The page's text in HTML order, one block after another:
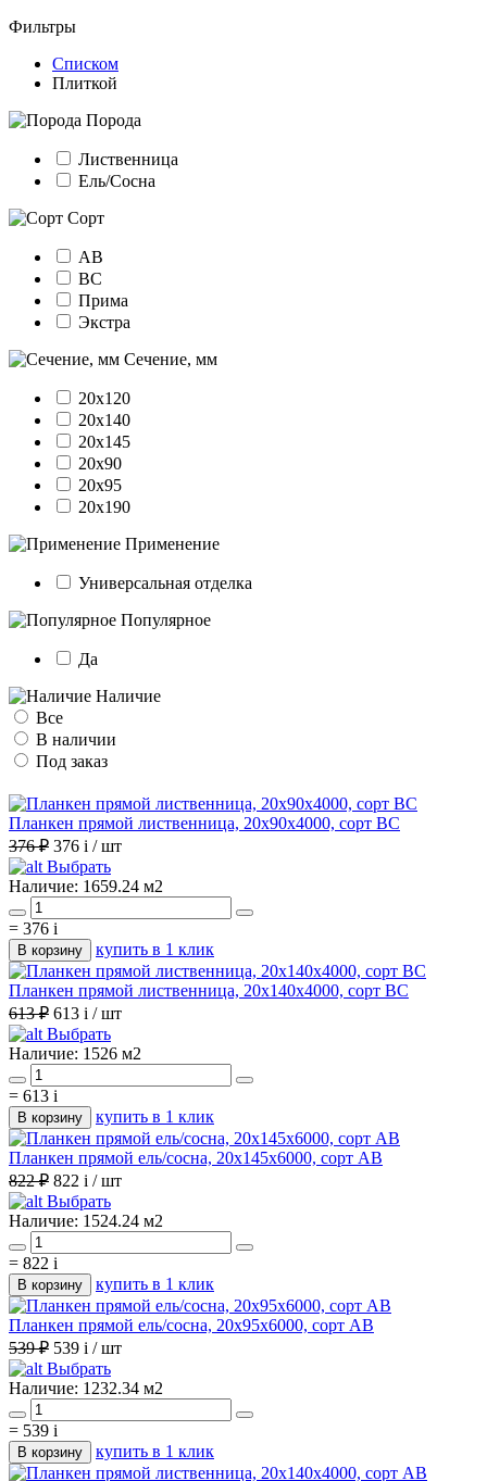
Фильтры
Списком
Плиткой
Порода
Лиственница
Ель/Сосна
Сорт
АВ
ВС
Прима
Экстра
Сечение, мм
20х120
20х140
20х145
20х90
20х95
20х190
Применение
Универсальная отделка
Популярное
Да
Наличие
Все
В наличии
Под заказ
Планкен прямой лиственница, 20х90х4000, сорт ВС
376 ₽ 376 i / шт
Выбрать
Наличие: 1659.24 м2
= 376 i
В корзину купить в 1 клик
Планкен прямой лиственница, 20х140х4000, сорт ВС
613 ₽ 613 i / шт
Выбрать
Наличие: 1526 м2
= 613 i
В корзину купить в 1 клик
Планкен прямой ель/сосна, 20х145х6000, сорт АВ
822 ₽ 822 i / шт
Выбрать
Наличие: 1524.24 м2
= 822 i
В корзину купить в 1 клик
Планкен прямой ель/сосна, 20х95х6000, сорт АВ
539 ₽ 539 i / шт
Выбрать
Наличие: 1232.34 м2
= 539 i
В корзину купить в 1 клик